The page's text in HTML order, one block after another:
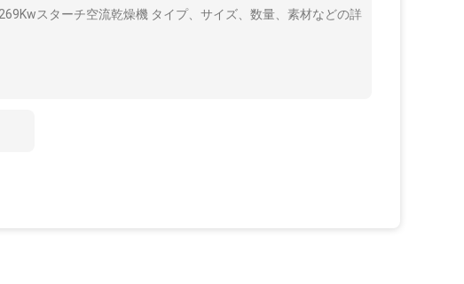
スターチ空流乾燥機 タイプ、サイズ、数量、素材などの詳